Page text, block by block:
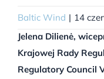
Baltic Wind | 14
Jelena Dilienė,
Krajowej Rady
Regulatory Council